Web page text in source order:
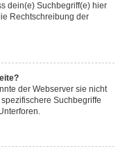
dein(e) Suchbegriff(e) hier
Rechtschreibung der
der Webserver sie nicht
Suchbegriffe